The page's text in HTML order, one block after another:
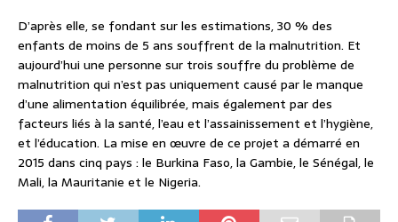
D’après elle, se fondant sur les estimations, 30 % des
enfants de moins de 5 ans souffrent de la malnutrition. Et
aujourd’hui une personne sur trois souffre du problème de
malnutrition qui n’est pas uniquement causé par le manque
d’une alimentation équilibrée, mais également par des
facteurs liés à la santé, l’eau et l’assainissement et l’hygiène,
et l’éducation. La mise en œuvre de ce projet a démarré en
2015 dans cinq pays : le Burkina Faso, la Gambie, le Sénégal, le
Mali, la Mauritanie et le Nigeria.